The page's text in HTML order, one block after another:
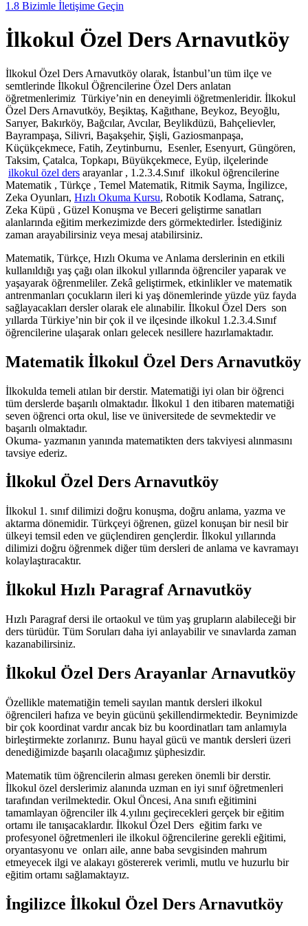
1.8 Bizimle İletişime Geçin
İlkokul Özel Ders Arnavutköy
İlkokul Özel Ders Arnavutköy olarak, İstanbul’un tüm ilçe ve
semtlerinde İlkokul Öğrencilerine Özel Ders anlatan
öğretmenlerimiz Türkiye’nin en deneyimli öğretmenleridir. İlkokul
Özel Ders Arnavutköy, Beşiktaş, Kağıthane, Beykoz, Beyoğlu,
Sarıyer, Bakırköy, Bağcılar, Avcılar, Beylikdüzü, Bahçelievler,
Bayrampaşa, Silivri, Başakşehir, Şişli, Gaziosmanpaşa,
Küçükçekmece, Fatih, Zeytinburnu, Esenler, Esenyurt, Güngören,
Taksim, Çatalca, Topkapı, Büyükçekmece, Eyüp, ilçelerinde
ilkokul özel ders arayanlar , 1.2.3.4.Sınıf ilkokul öğrencilerine
Matematik , Türkçe , Temel Matematik, Ritmik Sayma, İngilizce,
Zeka Oyunları, Hızlı Okuma Kursu, Robotik Kodlama, Satranç,
Zeka Küpü , Güzel Konuşma ve Beceri geliştirme sanatları
alanlarında eğitim merkezimizde ders görmektedirler. İstediğiniz
zaman arayabilirsiniz veya mesaj atabilirsiniz.
Matematik, Türkçe, Hızlı Okuma ve Anlama derslerinin en etkili
kullanıldığı yaş çağı olan ilkokul yıllarında öğrenciler yaparak ve
yaşayarak öğrenmeliler. Zekâ geliştirmek, etkinlikler ve matematik
antrenmanları çocukların ileri ki yaş dönemlerinde yüzde yüz fayda
sağlayacakları dersler olarak ele alınabilir. İlkokul Özel Ders son
yıllarda Türkiye’nin bir çok il ve ilçesinde ilkokul 1.2.3.4.Sınıf
öğrencilerine ulaşarak onları gelecek nesillere hazırlamaktadır.
Matematik İlkokul Özel Ders Arnavutköy
İlkokulda temeli atılan bir derstir. Matematiği iyi olan bir öğrenci
tüm derslerde başarılı olmaktadır. İlkokul 1 den itibaren matematiği
seven öğrenci orta okul, lise ve üniversitede de sevmektedir ve
başarılı olmaktadır.
Okuma- yazmanın yanında matematikten ders takviyesi alınmasını
tavsiye ederiz.
İlkokul Özel Ders Arnavutköy
İlkokul 1. sınıf dilimizi doğru konuşma, doğru anlama, yazma ve
aktarma dönemidir. Türkçeyi öğrenen, güzel konuşan bir nesil bir
ülkeyi temsil eden ve güçlendiren gençlerdir. İlkokul yıllarında
dilimizi doğru öğrenmek diğer tüm dersleri de anlama ve kavramayı
kolaylaştıracaktır.
İlkokul Hızlı Paragraf Arnavutköy
Hızlı Paragraf dersi ile ortaokul ve tüm yaş grupların alabileceği bir
ders türüdür. Tüm Soruları daha iyi anlayabilir ve sınavlarda zaman
kazanabilirsiniz.
İlkokul Özel Ders Arayanlar Arnavutköy
Özellikle matematiğin temeli sayılan mantık dersleri ilkokul
öğrencileri hafıza ve beyin gücünü şekillendirmektedir. Beynimizde
bir çok koordinat vardır ancak biz bu koordinatları tam anlamıyla
birleştirmekte zorlanırız. Bunu hayal gücü ve mantık dersleri üzeri
denediğimizde başarılı olacağımız şüphesizdir.
Matematik tüm öğrencilerin alması gereken önemli bir derstir.
İlkokul özel derslerimiz alanında uzman en iyi sınıf öğretmenleri
tarafından verilmektedir. Okul Öncesi, Ana sınıfı eğitimini
tamamlayan öğrenciler ilk 4.yılını geçirecekleri gerçek bir eğitim
ortamı ile tanışacaklardır. İlkokul Özel Ders eğitim farkı ve
profesyonel öğretmenleri ile ilkokul öğrencilerine gerekli eğitimi,
oryantasyonu ve onları aile, anne baba sevgisinden mahrum
etmeyecek ilgi ve alakayı göstererek verimli, mutlu ve huzurlu bir
eğitim ortamı sağlamaktayız.
İngilizce İlkokul Özel Ders Arnavutköy